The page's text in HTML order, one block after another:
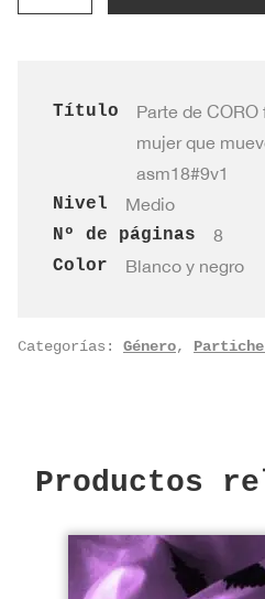
CORO
Título
Parte de
mujer que
asm18#9v1
Nivel
Medio
Nº de páginas
8
Color
Blanco y negro
Categorías: Género,
Productos